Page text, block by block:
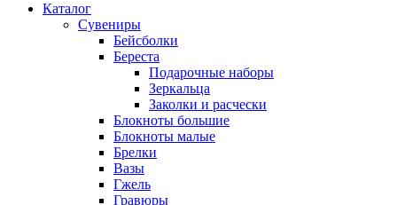
Каталог
Сувениры
Бейсболки
Береста
Подарочные наборы
Зеркальца
Заколки и расчески
Блокноты большие
Блокноты малые
Брелки
Вазы
Гжель
Гравюры